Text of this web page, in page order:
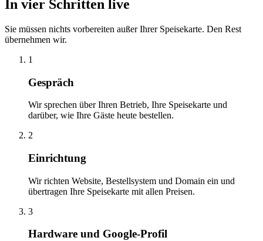
In vier Schritten live
Sie müssen nichts vorbereiten außer Ihrer Speisekarte. Den Rest
übernehmen wir.
1
Gespräch
Wir sprechen über Ihren Betrieb, Ihre Speisekarte und
darüber, wie Ihre Gäste heute bestellen.
2
Einrichtung
Wir richten Website, Bestellsystem und Domain ein und
übertragen Ihre Speisekarte mit allen Preisen.
3
Hardware und Google-Profil